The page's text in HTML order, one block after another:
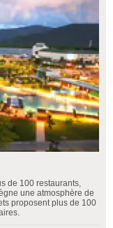
de 100 restaurants,
une atmosphère de
proposent plus de 100